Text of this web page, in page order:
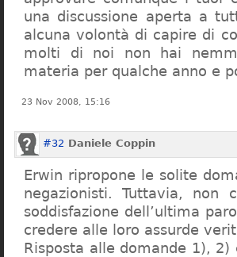
una discussione aperta a
alcuna volontà di capire di
molti di noi non hai
materia per qualche anno e
23 Nov 2008, 15:16
#32 Daniele Coppin
Erwin ripropone le solite
negazionisti. Tuttavia, non
soddisfazione dell’ultima
credere alle loro assurde
Risposta alle domande 1),